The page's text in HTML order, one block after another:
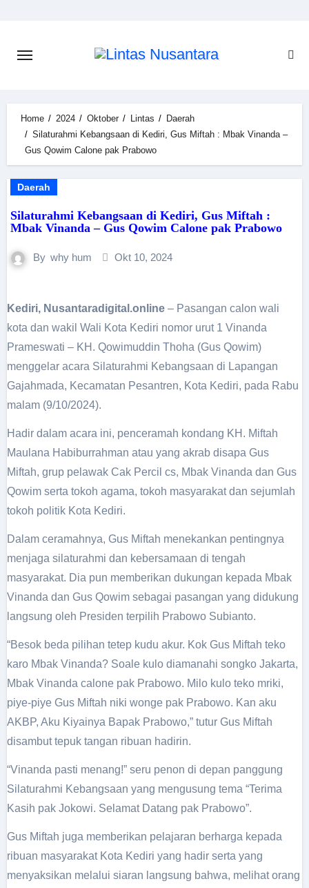
Home 2024 Oktober Lintas
Daerah
Silaturahmi Kebangsaan di Kediri, Gus Miftah : Mbak Vinanda –
Gus Qowim Calone pak Prabowo
Daerah
Silaturahmi Kebangsaan di Kediri, Gus Miftah :
Mbak Vinanda – Gus Qowim Calone pak Prabowo
By why hum Okt 10, 2024
Kediri, Nusantaradigital.online– Pasangan calon wali
kota dan wakil Wali Kota Kediri nomor urut 1 Vinanda
Prameswati – KH. Qowimuddin Thoha (Gus Qowim)
menggelar acara Silaturahmi Kebangsaan di Lapangan
Gajahmada, Kecamatan Pesantren, Kota Kediri, pada Rabu
malam (9/10/2024).
Hadir dalam acara ini, penceramah kondang KH. Miftah
Maulana Habiburrahman atau yang akrab disapa Gus
Miftah, grup pelawak Cak Percil cs, Mbak Vinanda dan Gus
Qowim serta tokoh agama, tokoh masyarakat dan sejumlah
tokoh politik Kota Kediri.
Dalam ceramahnya, Gus Miftah menekankan pentingnya
menjaga silaturahmi dan kebersamaan di tengah
masyarakat. Dia pun memberikan dukungan kepada Mbak
Vinanda dan Gus Qowim sebagai pasangan yang didukung
langsung oleh Presiden terpilih Prabowo Subianto.
“Besok beda pilihan tetep kudu akur. Kok Gus Miftah teko
karo Mbak Vinanda? Soale kulo diamanahi songko Jakarta,
Mbak Vinanda calone pak Prabowo. Milo kulo teko mriki,
piye-piye Gus Miftah niki wonge pak Prabowo. Kan aku
AKBP, Aku Kiyainya Bapak Prabowo,” tutur Gus Miftah
disambut tepuk tangan ribuan hadirin.
“Vinanda pasti menang!” seru penon di depan panggung
Silaturahmi Kebangsaan yang mengusung tema “Terima
Kasih pak Jokowi. Selamat Datang pak Prabowo”.
Gus Miftah juga memberikan pelajaran berharga kepada
ribuan masyarakat Kota Kediri yang hadir serta yang
menyaksikan melalui siaran langsung bahwa, melihat orang